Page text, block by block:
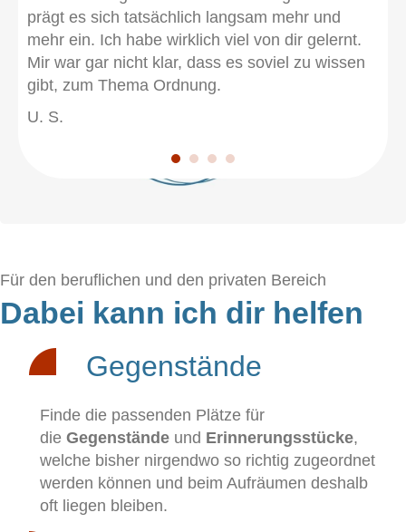
prägt es sich tatsächlich langsam mehr und
mehr ein. Ich habe wirklich viel von dir gelernt.
Mir war gar nicht klar, dass es soviel zu wissen
gibt, zum Thema Ordnung.
U. S.
Für den beruflichen und den privaten Bereich
Dabei kann ich dir helfen
Gegenstände
Finde die passenden Plätze für
die Gegenstände und Erinnerungsstücke,
welche bisher nirgendwo so richtig zugeordnet
werden können und beim Aufräumen deshalb
oft liegen bleiben.